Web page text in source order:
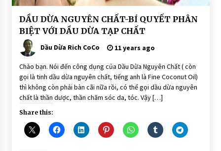
BÀI
VIẾT
DẦU DỪA NGUYÊN CHẤT-BÍ QUYẾT PHÂN
BIỆT VỚI DẦU DỪA TẠP CHẤT
Dầu Dừa Rich CoCo 11 years ago
Chào bạn. Nói đến công dụng của Dầu Dừa Nguyên Chất ( còn
gọi là tinh dầu dừa nguyên chất, tiếng anh là Fine Coconut Oil)
thì không còn phải bàn cãi nữa rồi, có thể gọi dầu dừa nguyên
chất là thần dược, thần chăm sóc da, tóc. Vậy […]
Share this: